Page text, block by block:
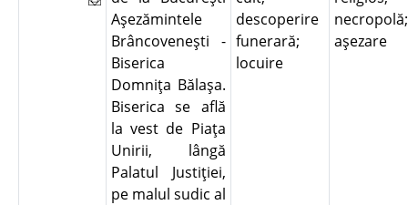
Aşezămintele
Brâncoveneşti -
Biserica
Domniţa Bălaşa.
Biserica se află
la vest de Piaţa
Unirii, lângă
Palatul Justiţiei,
pe malul sudic al
descoperire
funerară;
locuire
necropolă;
aşezare